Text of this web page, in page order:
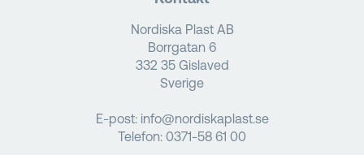
Nordiska Plast AB
Borrgatan 6
332 35 Gislaved
Sverige
E-post: info@nordiskaplast.se
Telefon: 0371-58 61 00